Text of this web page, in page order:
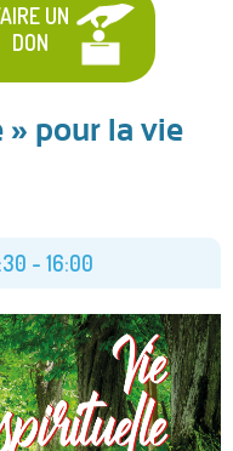
UN
DON
» pour la vie
- 16:00